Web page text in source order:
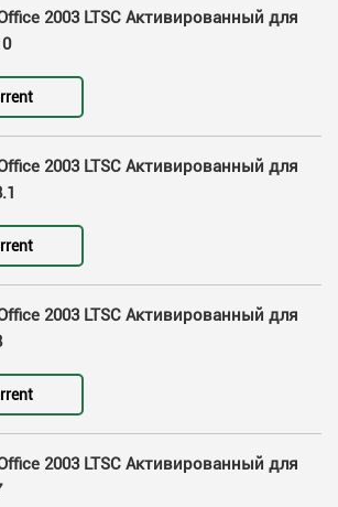
2003 LTSC Активированный для
2003 LTSC Активированный для
2003 LTSC Активированный для
2003 LTSC Активированный для